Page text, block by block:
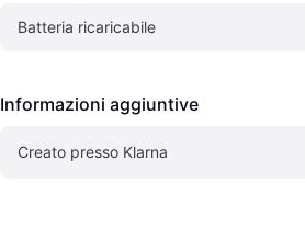
Batteria ricaricabile
Informazioni aggiuntive
Creato presso Klarna